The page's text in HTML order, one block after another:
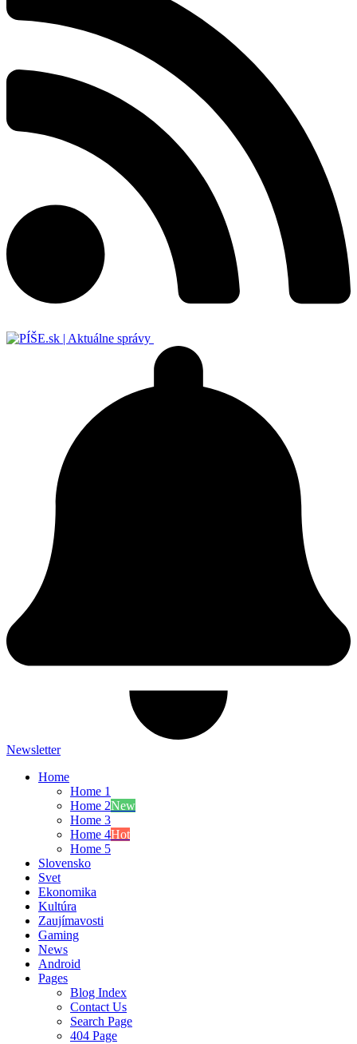
Newsletter
Home
Home 1
Home 2New
Home 3
Home 4Hot
Home 5
Slovensko
Svet
Ekonomika
Kultúra
Zaujímavosti
Gaming
News
Android
Pages
Blog Index
Contact Us
Search Page
404 Page